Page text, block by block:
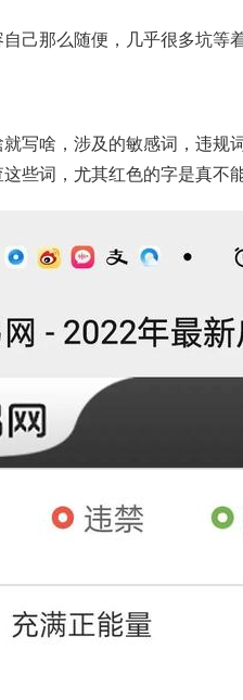
己那么随便，几乎很多坑等
写啥，涉及的敏感词，违
这些词，尤其红色的字是真不